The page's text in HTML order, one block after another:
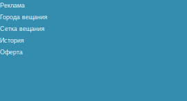
Реклама
Города вещания
Сетка вещания
История
Оферта